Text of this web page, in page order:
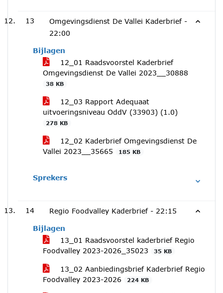
13
Omgevingsdienst De Vallei Kaderbrief -
22:00
Bijlagen
12_01 Raadsvoorstel Kaderbrief
Omgevingsdienst De Vallei 2023__30888
38 KB
12_03 Rapport Adequaat
uitvoeringsniveau OddV (33903) (1.0)
278 KB
12_02 Kaderbrief Omgevingsdienst De
Vallei 2023__35665
185 KB
Sprekers
14 Regio Foodvalley Kaderbrief - 22:15
Bijlagen
13_01 Raadsvoorstel kaderbrief Regio
Foodvalley 2023-2026_35023
35 KB
13_02 Aanbiedingsbrief Kaderbrief Regio
Foodvalley 2023-2026
224 KB